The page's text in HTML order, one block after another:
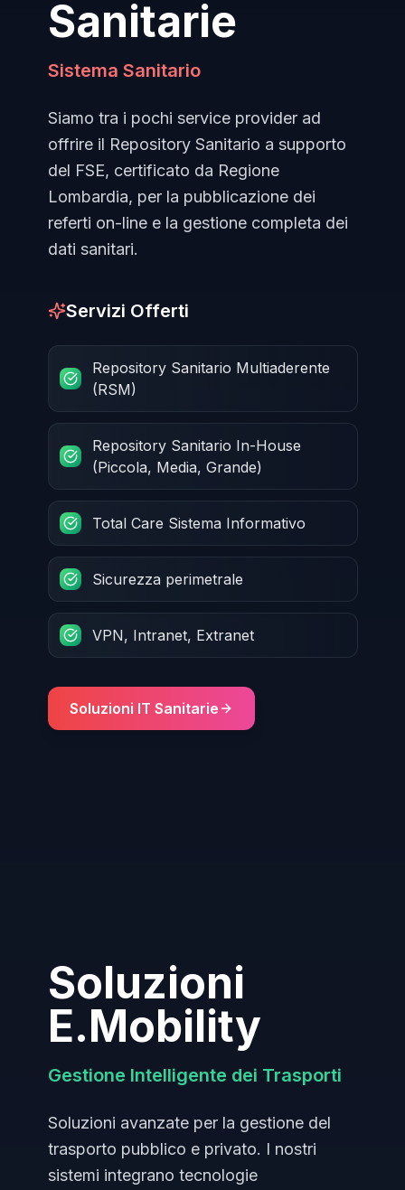
Sanitarie
Sistema Sanitario
Siamo tra i pochi service provider ad
offrire il Repository Sanitario a supporto
del FSE, certificato da Regione
Lombardia, per la pubblicazione dei
referti on-line e la gestione completa dei
dati sanitari.
Servizi Offerti
Repository Sanitario Multiaderente
(RSM)
Repository Sanitario In-House
(Piccola, Media, Grande)
Total Care Sistema Informativo
Sicurezza perimetrale
VPN, Intranet, Extranet
Soluzioni IT Sanitarie
Soluzioni
E.Mobility
Gestione Intelligente dei Trasporti
Soluzioni avanzate per la gestione del
trasporto pubblico e privato. I nostri
sistemi integrano tecnologie